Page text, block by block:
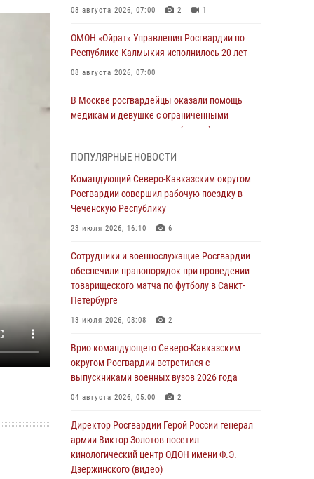
08 августа 2026, 07:00 2 1
ОМОН «Ойрат» Управления Росгвардии по
Республике Калмыкия исполнилось 20 лет
08 августа 2026, 07:00
В Москве росгвардейцы оказали помощь
медикам и девушке с ограниченными
возможностями здоровья (видео)
Спецназ Росгвардии в Марий Эл почтил
память товарища на тактическом турнире
(видео)
08 августа 2026, 06:15
День физкультурника в Уральском округе
Росгвардии отметили турнирами, мастер-
классами и легкоатлетическими забегами
08 августа 2026, 06:03
приступили к новому курсу подготовки на
Урале
08 августа 2026, 05:00 3
росгвардейцы получают из дома
региональные газеты и поддержку земляков
08 августа 2026, 05:00
ПОПУЛЯРНЫЕ НОВОСТИ
Командующий Северо-Кавказским округом
Росгвардии совершил рабочую поездку в
Чеченскую Республику
23 июля 2026, 16:10 6
Сотрудники и военнослужащие Росгвардии
обеспечили правопорядок при проведении
товарищеского матча по футболу в Санкт-
Петербурге
13 июля 2026, 08:08 2
Врио командующего Северо-Кавказским
округом Росгвардии встретился с
выпускниками военных вузов 2026 года
04 августа 2026, 05:00 2
Директор Росгвардии Герой России генерал
армии Виктор Золотов посетил
кинологический центр ОДОН имени Ф.Э.
Дзержинского (видео)